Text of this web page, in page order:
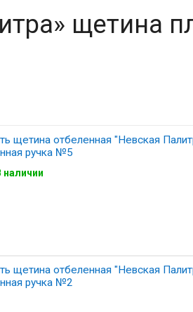
щетина
щетина отбеленная "Невская
ручка №5
наличии
щетина отбеленная "Невская
ручка №2